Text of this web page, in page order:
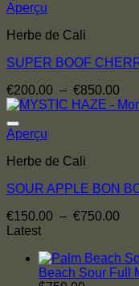
Aperçu
Herbe de Cali
SUPER BOOF
€200.00 – €850.00
de
Aperçu
Herbe de Cali
SOUR APPLE BON
€150.00 – €750.00
à
Latest
Beach Sour Full